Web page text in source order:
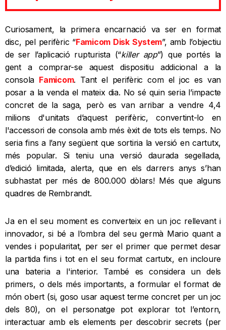
Curiosament, la primera encarnació va ser en format
disc, pel perifèric “Famicom Disk System”, amb l’objectiu
de ser l’aplicació rupturista (“killer app”) que portés la
gent a comprar-se aquest dispositiu addicional a la
consola Famicom. Tant el perifèric com el joc es van
posar a la venda el mateix dia. No sé quin seria l’impacte
concret de la saga, però es van arribar a vendre 4,4
milions d'unitats d’aquest perifèric, convertint-lo en
l'accessori de consola amb més èxit de tots els temps. No
seria fins a l’any següent que sortiria la versió en cartutx,
més popular. Si teniu una versió daurada segellada,
d’edició limitada, alerta, que en els darrers anys s’han
subhastat per més de 800.000 dòlars! Més que alguns
quadres de Rembrandt.
Ja en el seu moment es converteix en un joc rellevant i
innovador, si bé a l’ombra del seu germà Mario quant a
vendes i popularitat, per ser el primer que permet desar
la partida fins i tot en el seu format cartutx, en incloure
una bateria a l'interior. També es considera un dels
primers, o dels més importants, a formular el format de
món obert (si, goso usar aquest terme concret per un joc
dels 80), on el personatge pot explorar tot l’entorn,
interactuar amb els elements per descobrir secrets (per